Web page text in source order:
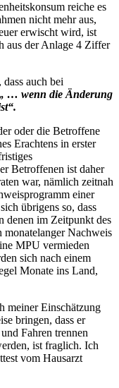
reiche es
nicht mehr aus,
erwischt wird, ist
aus der Anlage 4 Ziffer
auch bei
… wenn die Änderung
oder die Betroffene
Erachtens in erster
Betroffenen ist daher
war, nämlich zeitnah
einer
übrigens so, dass
denen im Zeitpunkt des
monatelanger Nachweis
MPU vermieden
sich nach einem
Monate ins Land,
meiner Einschätzung
bringen, dass er
Fahren trennen
ist fraglich. Ich
vom Hausarzt